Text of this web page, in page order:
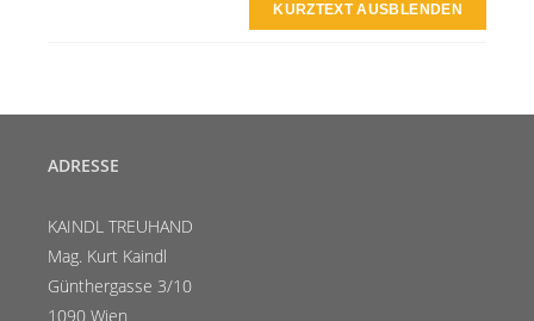
KURZTEXT AUSBLENDEN
ADRESSE
KAINDL TREUHAND
Mag. Kurt Kaindl
Günthergasse 3/10
1090 Wien